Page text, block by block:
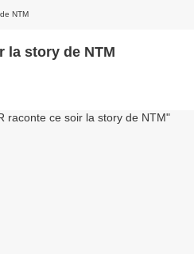
NTM
la story de NTM